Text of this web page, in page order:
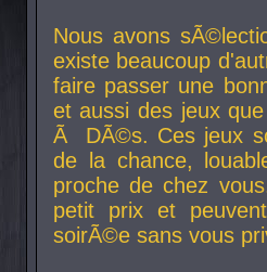
Nous avons
existe beaucoup
faire passer une
et aussi des jeux
Ã DÃ©s. Ces jeux
de la chance,
proche de chez
petit prix et
soirÃ©e sans vous